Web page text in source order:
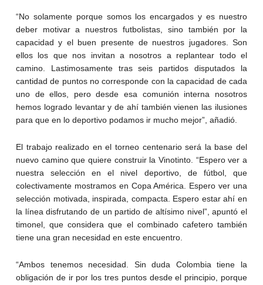
“No solamente porque somos los encargados y es nuestro
deber motivar a nuestros futbolistas, sino también por la
capacidad y el buen presente de nuestros jugadores. Son
ellos los que nos invitan a nosotros a replantear todo el
camino. Lastimosamente tras seis partidos disputados la
cantidad de puntos no corresponde con la capacidad de cada
uno de ellos, pero desde esa comunión interna nosotros
hemos logrado levantar y de ahí también vienen las ilusiones
para que en lo deportivo podamos ir mucho mejor”, añadió.
El trabajo realizado en el torneo centenario será la base del
nuevo camino que quiere construir la Vinotinto. “Espero ver a
nuestra selección en el nivel deportivo, de fútbol, que
colectivamente mostramos en Copa América. Espero ver una
selección motivada, inspirada, compacta. Espero estar ahí en
la línea disfrutando de un partido de altísimo nivel”, apuntó el
timonel, que considera que el combinado cafetero también
tiene una gran necesidad en este encuentro.
“Ambos tenemos necesidad. Sin duda Colombia tiene la
obligación de ir por los tres puntos desde el principio, porque